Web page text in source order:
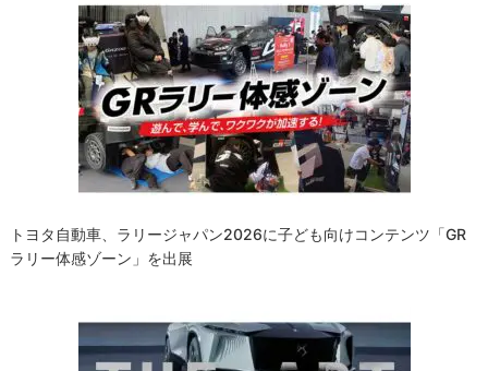
トヨタ自動車、ラリージャパン2026に子ども向けコンテンツ「GR
ラリー体感ゾーン」を出展